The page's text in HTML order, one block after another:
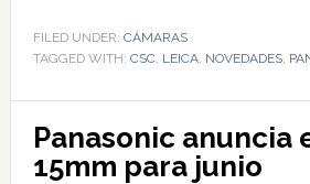
FILED UNDER: CÁMARAS
TAGGED WITH: CSC, LEICA, NOVEDADES,
Panasonic anuncia
15mm para junio